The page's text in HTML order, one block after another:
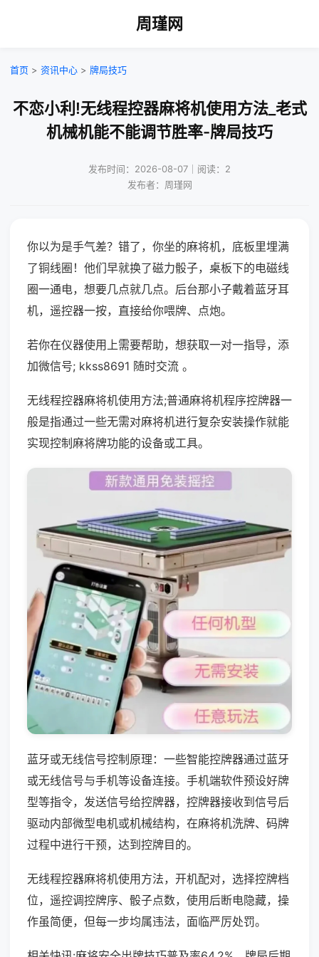
周瑾网
首页 > 资讯中心 > 牌局技巧
不恋小利!无线程控器麻将机使用方法_老式
机械机能不能调节胜率-牌局技巧
发布时间：2026-08-07｜阅读：2
发布者：周瑾网
你以为是手气差？错了，你坐的麻将机，底板里埋满
了铜线圈！他们早就换了磁力骰子，桌板下的电磁线
圈一通电，想要几点就几点。后台那小子戴着蓝牙耳
机，遥控器一按，直接给你喂牌、点炮。
若你在仪器使用上需要帮助，想获取一对一指导，添
加微信号; kkss8691 随时交流 。
无线程控器麻将机使用方法;普通麻将机程序控牌器一
般是指通过一些无需对麻将机进行复杂安装操作就能
实现控制麻将牌功能的设备或工具。
蓝牙或无线信号控制原理：一些智能控牌器通过蓝牙
或无线信号与手机等设备连接。手机端软件预设好牌
型等指令，发送信号给控牌器，控牌器接收到信号后
驱动内部微型电机或机械结构，在麻将机洗牌、码牌
过程中进行干预，达到控牌目的。
无线程控器麻将机使用方法，开机配对，选择控牌档
位，遥控调控牌序、骰子点数，使用后断电隐藏，操
作虽简便，但每一步均属违法，面临严厉处罚。